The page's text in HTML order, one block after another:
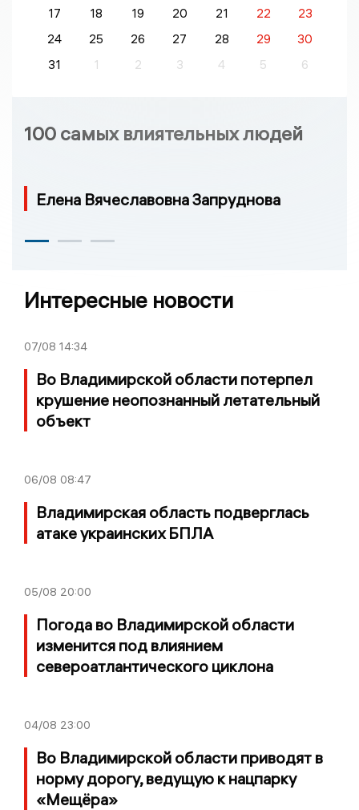
17 18 19 20 21 22
23
24
25 26 27 28 29
30
31
1 2 3 4 5 6
100 самых влиятельных людей
Елена Вячеславовна Запруднова
Интересные новости
07/08 14:34
Во Владимирской области потерпел
крушение неопознанный летательный
объект
06/08 08:47
Владимирская область подверглась
атаке украинских БПЛА
05/08 20:00
Погода во Владимирской области
изменится под влиянием
североатлантического циклона
04/08 23:00
Во Владимирской области приводят в
норму дорогу, ведущую к нацпарку
«Мещёра»